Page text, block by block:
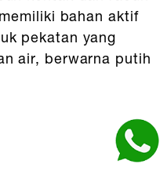
bahan aktif
pekatan yang
air, berwarna putih